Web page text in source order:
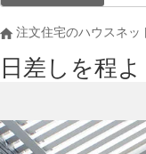
注文住宅のハウスネッ
日差しを程